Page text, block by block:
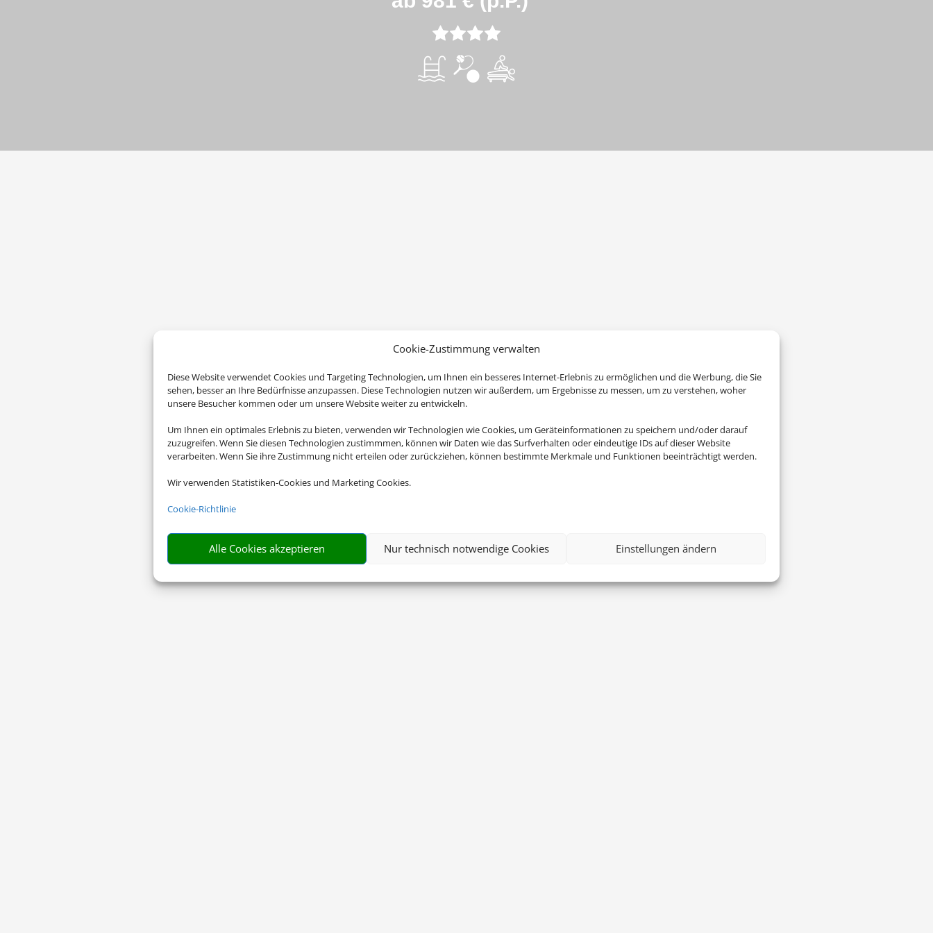
Cookie-Zustimmung verwalten
Diese Website verwendet Cookies und Targeting Technologien, um Ihnen ein besseres Internet-Erlebnis zu ermöglichen und die Werbung, die Sie
sehen, besser an Ihre Bedürfnisse anzupassen. Diese Technologien nutzen wir außerdem, um Ergebnisse zu messen, um zu verstehen, woher
unsere Besucher kommen oder um unsere Website weiter zu entwickeln.
Um Ihnen ein optimales Erlebnis zu bieten, verwenden wir Technologien wie Cookies, um Geräteinformationen zu speichern und/oder darauf
zuzugreifen. Wenn Sie diesen Technologien zustimmmen, können wir Daten wie das Surfverhalten oder eindeutige IDs auf dieser Website
verarbeiten. Wenn Sie ihre Zustimmung nicht erteilen oder zurückziehen, können bestimmte Merkmale und Funktionen beeinträchtigt werden.
Wir verwenden Statistiken-Cookies und Marketing Cookies.
Cookie-Richtlinie
Alle Cookies akzeptieren Nur technisch notwendige Cookies Einstellungen ändern